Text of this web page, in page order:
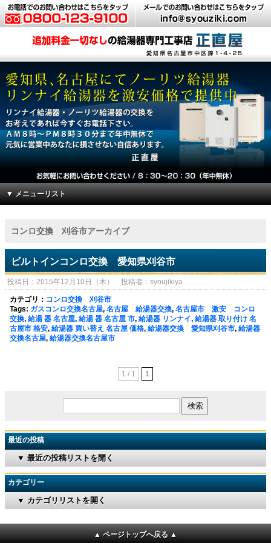
▼ メニューリスト
コンロ交換 刈谷市アーカイブ
ビルトインコンロ交換 愛知県刈谷市
投稿日：2015年12月10日（木） 投稿者：syoujikiya
カテゴリ： コンロ交換 刈谷市
Tags: ガスコンロ交換名古屋, 名古屋 給湯器交換, 名古屋市 激安 コンロ
交換, 給湯 器 名古屋, 給湯 器 名古屋 市, 給湯器 リンナイ, 給湯器 取り付け 名
古屋市 格安, 給湯器 買い替え 名古屋 価格, 給湯器交換 愛知県刈谷市, 給湯器
交換名古屋, 給湯器交換名古屋市
1 / 1 1
最近の投稿
▼ 最近の投稿リストを開く
カテゴリー
▼ カテゴリリストを開く
▲ ページトップへ戻る ▲